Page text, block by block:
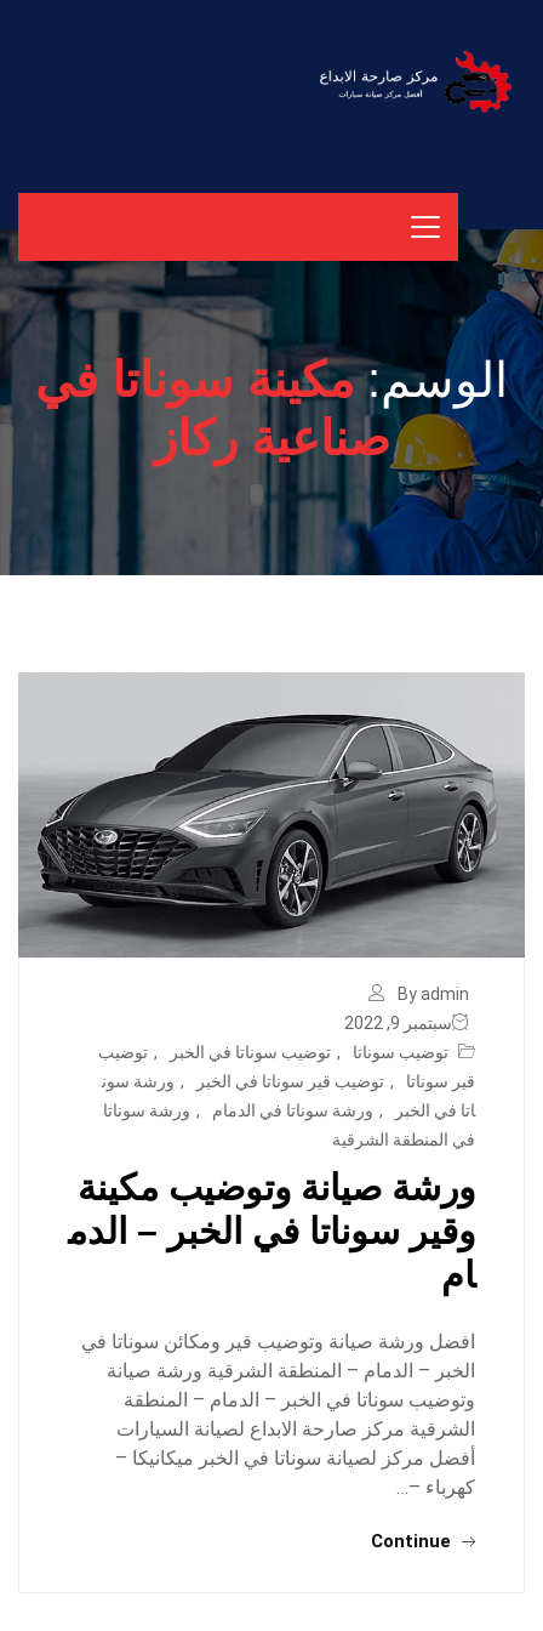
الوسم:مكينة سوناتا في
صناعية ركاز
By admin
سبتمبر 9, 2022
توضيب سوناتا
, توضيب سوناتا في الخبر , توضيب
قير سوناتا
, توضيب قير سوناتا في الخبر , ورشة سون
اتا في الخبر
, ورشة سوناتا في الدمام , ورشة سوناتا
في المنطقة الشرقية
ورشة صيانة وتوضيب مكينة
وقير سوناتا في الخبر – الدم
ام
افضل ورشة صيانة وتوضيب قير ومكائن سوناتا في
الخبر – الدمام – المنطقة الشرقية ورشة صيانة
وتوضيب سوناتا في الخبر – الدمام – المنطقة
الشرقية مركز صارحة الابداع لصيانة السيارات
أفضل مركز لصيانة سوناتا في الخبر ميكانيكا –
كهرباء –…
Continue